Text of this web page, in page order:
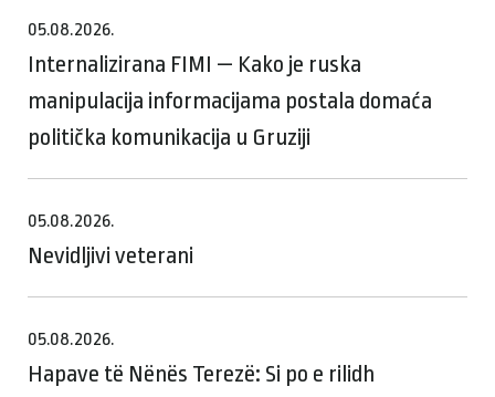
05.08.2026.
Internalizirana FIMI — Kako je ruska
manipulacija informacijama postala domaća
politička komunikacija u Gruziji
05.08.2026.
Nevidljivi veterani
05.08.2026.
Hapave të Nënës Terezë: Si po e rilidh